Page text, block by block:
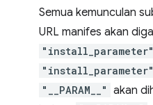
Semua kemunculan
URL manifes akan
"install_parameter"
"install_parameter"
"__PARAM__" akan